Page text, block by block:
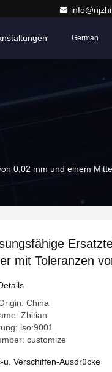
German
0,02 mm und einem
mit Toleranzen
China
Zhitian
iso:9001
customize
u. Verschiffen-Ausdrücke